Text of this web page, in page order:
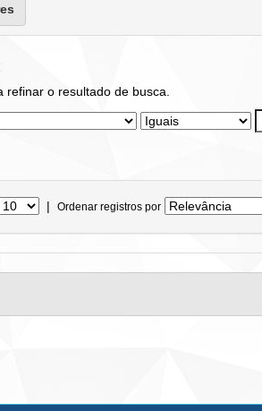
refinar o resultado de busca.
| Ordenar registros por